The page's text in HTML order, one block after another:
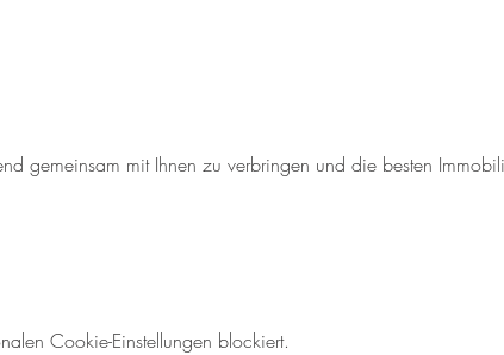
gemeinsam mit Ihnen zu verbringen und die besten
Cookie-Einstellungen blockiert.